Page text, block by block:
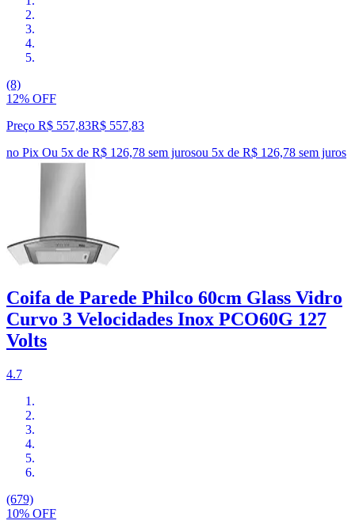
(8)
12% OFF
Preço R$ 557,83R$ 557,83
no Pix Ou 5x de R$ 126,78 sem jurosou 5x de R$ 126,78 sem juros
Coifa de Parede Philco 60cm Glass Vidro
Curvo 3 Velocidades Inox PCO60G 127
Volts
4.7
(679)
10% OFF